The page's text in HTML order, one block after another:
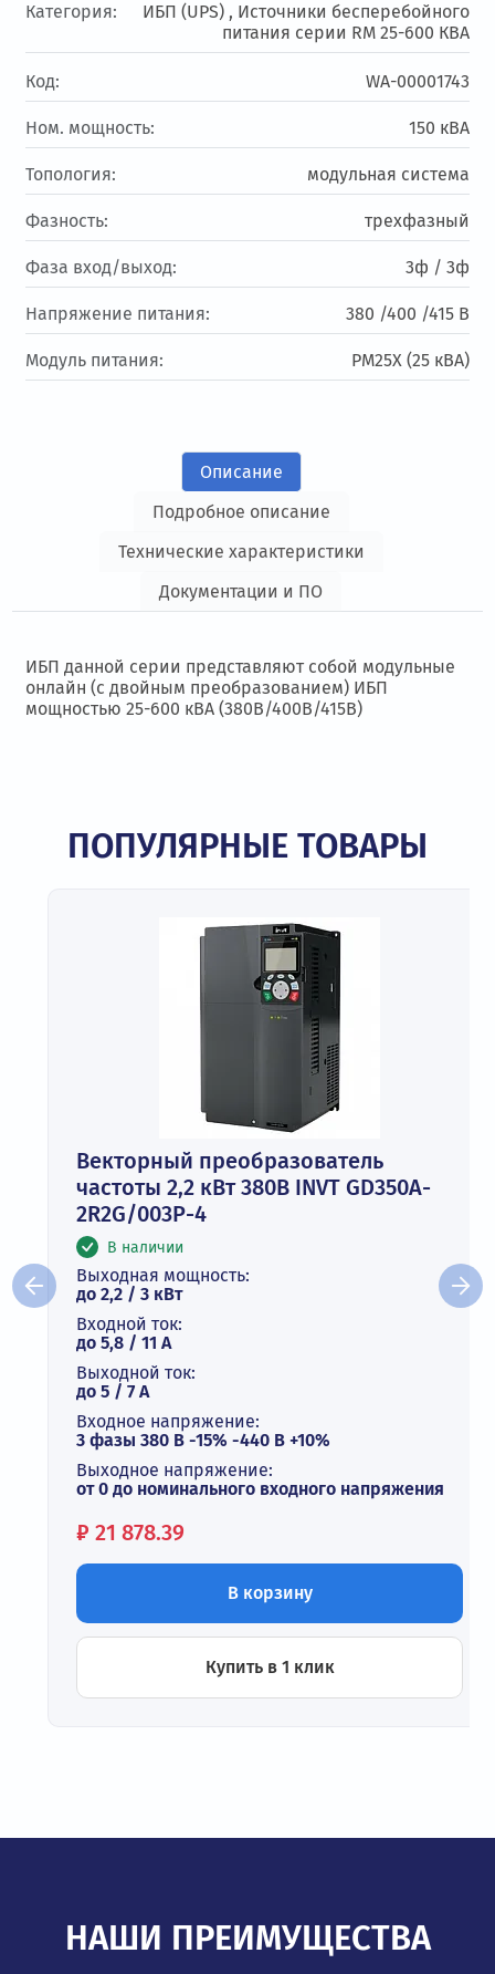
Категория: ИБП (UPS) , Источники бесперебойного
питания серии RM 25-600 КВА
Код: WA-00001743
Ном. мощность: 150 кВА
Топология: модульная система
Фазность: трехфазный
Фаза вход/выход: 3ф / 3ф
Напряжение питания: 380 /400 /415 В
Модуль питания: PM25X (25 кВА)
Описание
Подробное описание
Технические характеристики
Документации и ПО
ИБП данной серии представляют собой модульные
онлайн (с двойным преобразованием) ИБП
мощностью 25-600 кВА (380В/400В/415В)
ПОПУЛЯРНЫЕ ТОВАРЫ
Векторный преобразователь
частоты 2,2 кВт 380В INVT GD350A-
2R2G/003P-4
В наличии
Выходная мощность:
до 2,2 / 3 кВт
Входной ток:
до 5,8 / 11 А
Выходной ток:
до 5 / 7 A
Входное напряжение:
3 фазы 380 В -15% -440 В +10%
Выходное напряжение:
от 0 до номинального входного напряжения
Цена:
₽ 21 878.39
В корзину
Купить в 1 клик
НАШИ ПРЕИМУЩЕСТВА